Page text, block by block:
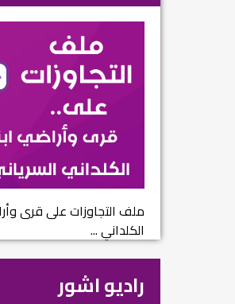
ملف التجاوزات على قرى
الكلداني ...
راديو اشور